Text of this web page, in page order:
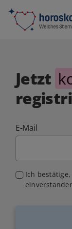
Jetzt
E-Mail
Ich